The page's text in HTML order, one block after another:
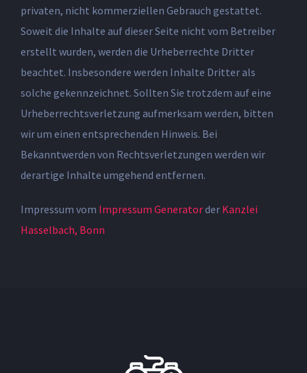
privaten, nicht kommerziellen Gebrauch gestattet.
Soweit die Inhalte auf dieser Seite nicht vom Betreiber
erstellt wurden, werden die Urheberrechte Dritter
beachtet. Insbesondere werden Inhalte Dritter als
solche gekennzeichnet. Sollten Sie trotzdem auf eine
Urheberrechtsverletzung aufmerksam werden, bitten
wir um einen entsprechenden Hinweis. Bei
Bekanntwerden von Rechtsverletzungen werden wir
derartige Inhalte umgehend entfernen.
Impressum vom Impressum Generatorder Kanzlei
Hasselbach, Bonn